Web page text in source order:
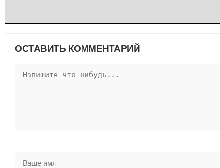
ОСТАВИТЬ КОММЕНТАРИЙ